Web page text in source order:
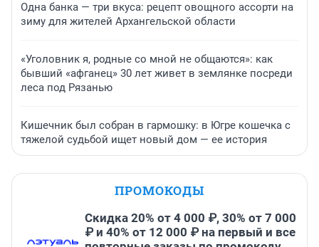
Одна банка — три вкуса: рецепт овощного ассорти на
зиму для жителей Архангельской области
«Уголовник я, родные со мной не общаются»: как
бывший «афганец» 30 лет живет в землянке посреди
леса под Рязанью
Кишечник был собран в гармошку: в Югре кошечка с
тяжелой судьбой ищет новый дом — ее история
ПРОМОКОДЫ
Скидка 20% от 4 000 ₽, 30% от 7 000
₽ и 40% от 12 000 ₽ на первый и все